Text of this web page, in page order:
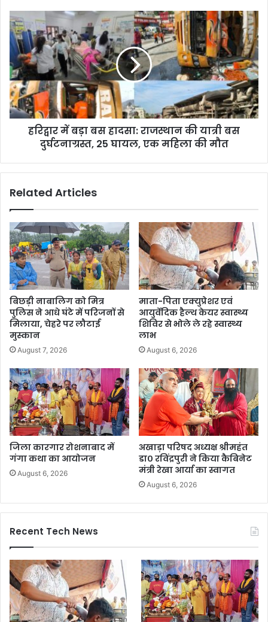
हरिद्वार में बड़ा बस हादसा: राजस्थान की यात्री बस
दुर्घटनाग्रस्त, 25 घायल, एक महिला की मौत
Related Articles
बिछड़ी नाबालिग को मित्र
पुलिस ने आधे घंटे में परिजनों से
मिलाया, चेहरे पर लौटाई
मुस्कान
August 7, 2026
माता-पिता एक्युप्रेशर एवं
आयुर्वेदिक हैल्थ केयर स्वास्थ्य
शिविर से भोले ले रहे स्वास्थ्य
लाभ
August 6, 2026
जिला कारगार रोशनाबाद में
गंगा कथा का आयोजन
August 6, 2026
अखाड़ा परिषद अध्यक्ष श्रीमहंत
डा० रविंद्रपुरी ने किया कैबिनेट
मंत्री रेखा आर्या का स्वागत
August 6, 2026
Recent Tech News